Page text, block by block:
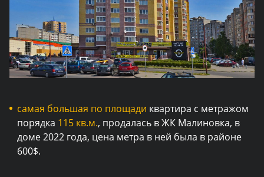
самая большая по площади квартира с метражом
порядка 115 кв.м., продалась в ЖК Малиновка, в
доме 2022 года, цена метра в ней была в районе
600$.